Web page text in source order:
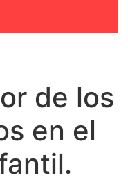
de los
en el